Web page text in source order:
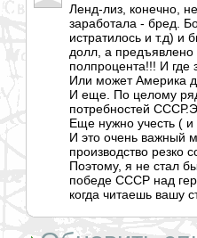
Ленд-лиз, конечно,
заработала - бред.
истратилось и т.д)
долл, а
полпроцента!!! И
Или может Америка
И еще. По целому
потребностей
Еще нужно учесть ( и
И это очень важный
производство резко
Поэтому, я не стал
победе СССР над
когда читаешь вашу